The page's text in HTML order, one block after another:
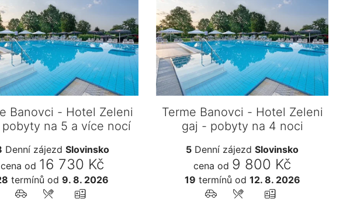
Banovci - Hotel Zeleni
na 5 a více nocí
Denní zájezd Slovinsko
cena od 16 730 Kč
termínů od 9. 8. 2026
Terme Banovci - Hotel Zeleni
gaj - pobyty na 4 noci
5 Denní zájezd Slovinsko
cena od 9 800 Kč
19 termínů od 12. 8. 2026